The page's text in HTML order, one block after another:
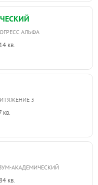
АЛЬФА
кв.
3
кв.
АКАДЕМИЧЕСКИЙ
кв.